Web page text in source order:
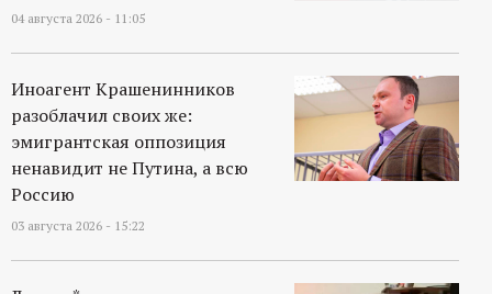
04 августа 2026 - 11:05
Иноагент Крашенинников
разоблачил своих же:
эмигрантская оппозиция
ненавидит не Путина, а всю
Россию
03 августа 2026 - 15:22